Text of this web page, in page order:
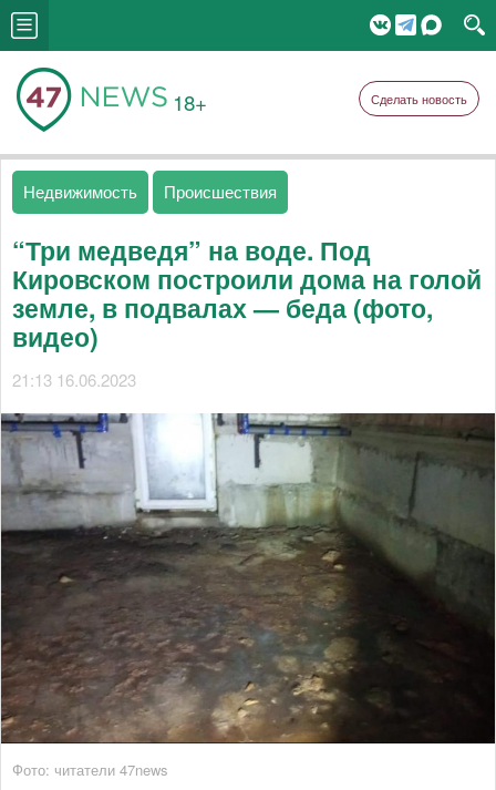
18+ Сделать новость
Недвижимость Происшествия
“Три медведя” на воде. Под
Кировском построили дома на голой
земле, в подвалах — беда (фото,
видео)
21:13 16.06.2023
Фото: читатели 47news